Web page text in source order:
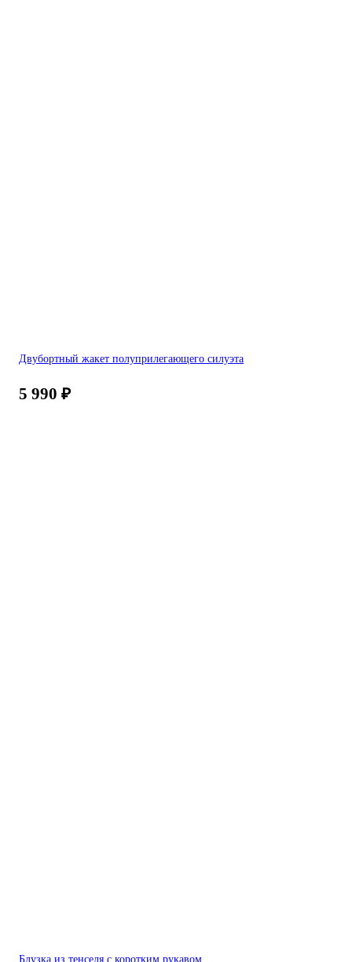
Двубортный жакет полуприлегающего силуэта
5 990 ₽
Блузка из тенселя с коротким рукавом